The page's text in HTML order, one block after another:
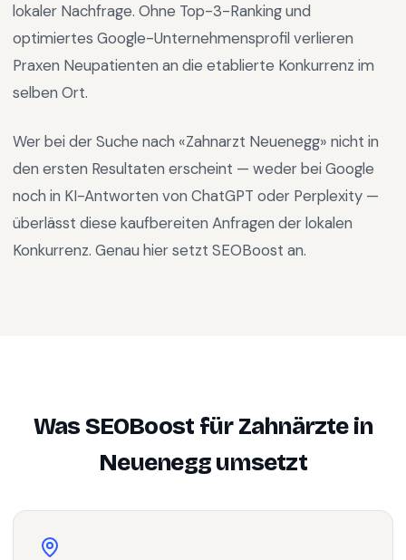
lokaler Nachfrage. Ohne Top-3-Ranking und
optimiertes Google-Unternehmensprofil verlieren
Praxen Neupatienten an die etablierte Konkurrenz im
selben Ort.
Wer bei der Suche nach «Zahnarzt Neuenegg» nicht in
den ersten Resultaten erscheint — weder bei Google
noch in KI-Antworten von ChatGPT oder Perplexity —
überlässt diese kaufbereiten Anfragen der lokalen
Konkurrenz. Genau hier setzt SEOBoost an.
Was SEOBoost fürZahnärztein
Neueneggumsetzt